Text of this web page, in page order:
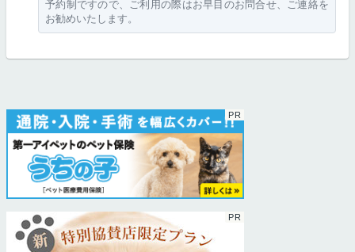
予約制ですので、ご利用の際はお早目のお問合せ、ご連絡を
お勧めいたします。